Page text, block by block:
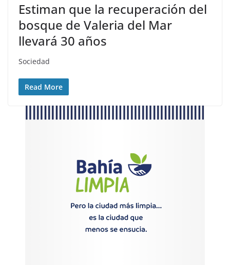
Estiman que la recuperación del
bosque de Valeria del Mar
llevará 30 años
Sociedad
Read More